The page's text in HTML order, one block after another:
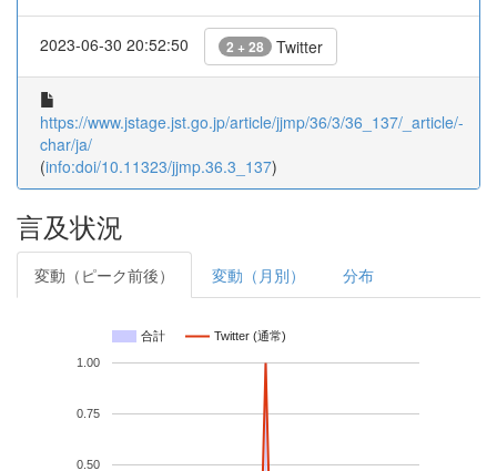
2023-06-30 20:52:50 2 + 28 Twitter
https://www.jstage.jst.go.jp/article/jjmp/36/3/36_137/_article/-
char/ja/
(info:doi/10.11323/jjmp.36.3_137)
言及状況
変動（ピーク前後） 変動（月別） 分布
合計 Twitter (通常)
0.50
0.75
1.00